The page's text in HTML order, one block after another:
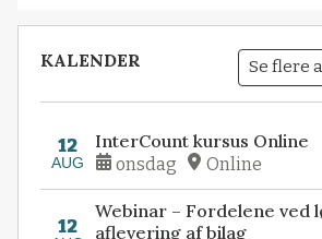
KALENDER Se flere
12
AUG
InterCount kursus Online
onsdag Online
12
Webinar – Fordelene ved
aflevering af bilag